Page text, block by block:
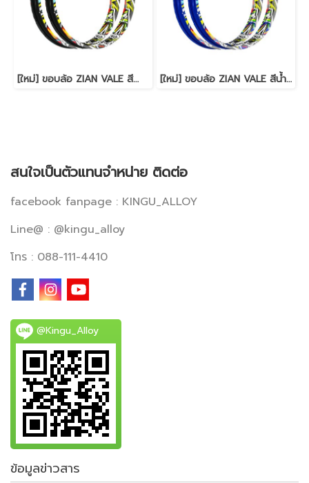
[ใหม่] ขอบล้อ ZIAN VALE สีดำ จี๊ดสุด เรืองแสงจัดๆ (รุ่นแข็ง) [ใหม่] ขอบล้อ ZIAN VALE สีน้ำเงิน จี๊ดสุด เรืองแสงจัดๆ (รุ่นแข็ง)
สนใจเป็นตัวแทนจำหน่าย ติดต่อ
facebook fanpage : KINGU_ALLOY
Line@ : @kingu_alloy
โทร : 088-111-4410
@Kingu_Alloy
ข้อมูลข่าวสาร